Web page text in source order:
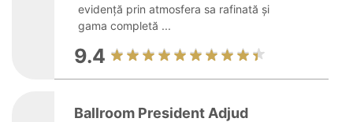
evidență prin atmosfera sa rafinată și
gama completă ...
9.4
Ballroom President Adjud